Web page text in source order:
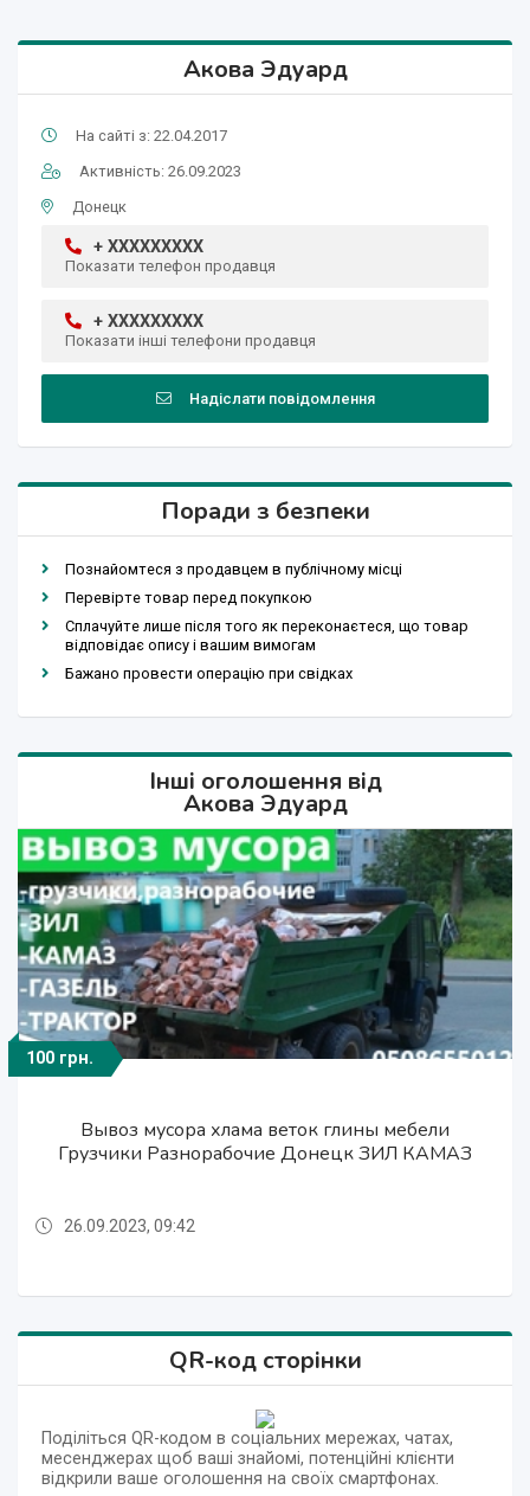
Акова Эдуард
На сайті з: 22.04.2017
Активність: 26.09.2023
Донецк
+ XXXXXXXXX
Показати телефон продавця
+ XXXXXXXXX
Показати інші телефони продавця
Надіслати повідомлення
Поради з безпеки
Познайомтеся з продавцем в публічному місці
Перевірте товар перед покупкою
Сплачуйте лише після того як переконаєтеся, що товар
відповідає опису і вашим вимогам
Бажано провести операцію при свідках
Інші оголошення від
Акова Эдуард
100 грн.
Вывоз мусора хлама веток глины мебели
Грузчики Разнорабочие Донецк ЗИЛ КАМАЗ
200 грн.
Ремонт сборка разборка мебели Сборщик
мебельщик Донецк
200 грн.
Перевозки вещей мебели техники Грузчики
Грузовое такси Донецк
100 грн.
Вывоз мусора хлама веток глины мебели
Грузчики Разнорабочие Донецк ЗИЛ КАМАЗ
26.09.2023, 09:42
200 грн.
Ремонт сборка разборка мебели Сборщик
мебельщик Донецк
QR-код сторінки
Поділіться QR-кодом в соціальних мережах, чатах,
месенджерах щоб ваші знайомі, потенційні клієнти
відкрили ваше оголошення на своїх смартфонах.